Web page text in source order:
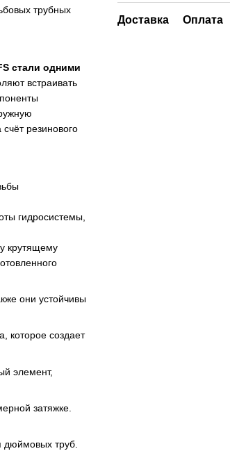
трубных
стали одними
встраивать
резинового
гидросистемы,
крутящему
они устойчивы
которое создает
элемент,
затяжке.
дюймовых труб.
Доставка Оплата